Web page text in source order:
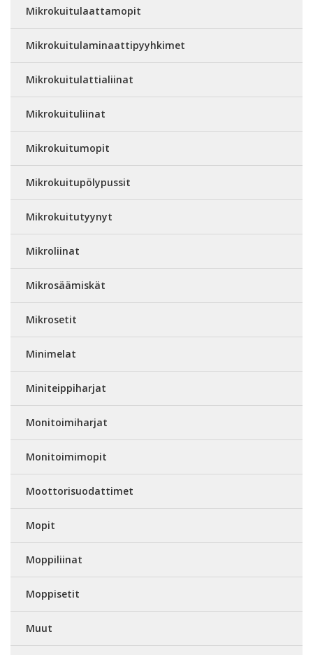
Mikrokuitulaattamopit
Mikrokuitulaminaattipyyhkimet
Mikrokuitulattialiinat
Mikrokuituliinat
Mikrokuitumopit
Mikrokuitupölypussit
Mikrokuitutyynyt
Mikroliinat
Mikrosäämiskät
Mikrosetit
Minimelat
Miniteippiharjat
Monitoimiharjat
Monitoimimopit
Moottorisuodattimet
Mopit
Moppiliinat
Moppisetit
Muut